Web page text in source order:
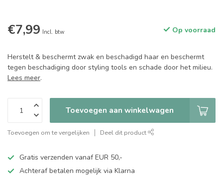
€7,99 Incl. btw Op voorraad
Herstelt & beschermt zwak en beschadigd haar en beschermt
tegen beschadiging door styling tools en schade door het milieu.
Lees meer.
Toevoegen aan winkelwagen
Toevoegen om te vergelijken Deel dit product
Gratis verzenden vanaf EUR 50,-
Achteraf betalen mogelijk via Klarna